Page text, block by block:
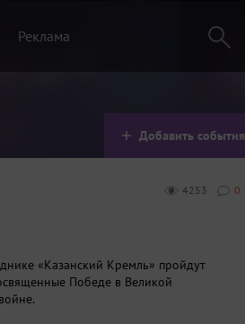
Реклама
Добавить события
0
4253
«Казанский Кремль» пройдут
Победе в Великой